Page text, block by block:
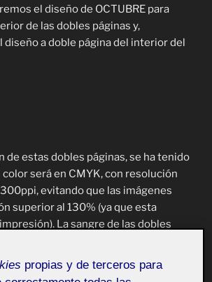
el diseño de OCTUBRE para
de las dobles páginas y,
diseño a doble página del interior del
de estas dobles páginas, se ha tenido
será en CMYK, con resolución
evitando que las imágenes
superior al 130% (ya que esta
La sangre de las dobles
en cuenta el Teorema de Fasset
línea legible.
propias y de terceros para